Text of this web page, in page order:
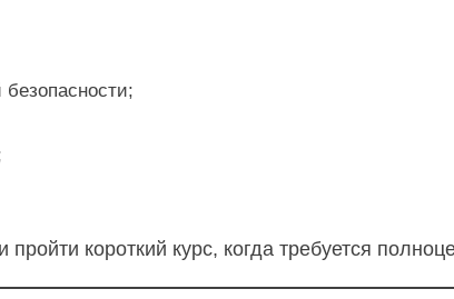
короткий курс, когда требуется